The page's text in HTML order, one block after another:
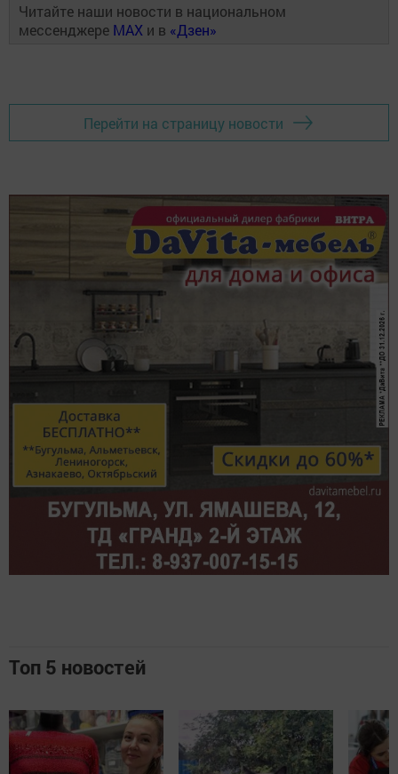
Читайте наши новости в национальном
мессенджере MAX и в «Дзен»
Перейти на страницу новости
Топ 5 новостей